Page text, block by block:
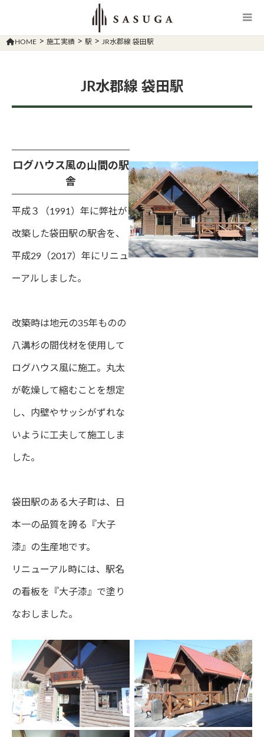
HOME > 施工実績 > 駅 > JR水郡線 袋田駅
JR水郡線 袋田駅
ログハウス風の山間の駅
舎
平成３（1991）年に弊社が
改築した袋田駅の駅舎を、
平成29（2017）年にリニュ
ーアルしました。
改築時は地元の35年ものの
八溝杉の間伐材を使用して
ログハウス風に施工。丸太
が乾燥して縮むことを想定
し、内壁やサッシがずれな
いように工夫して施工しま
した。
袋田駅のある大子町は、日
本一の品質を誇る『大子
漆』の生産地です。
リニューアル時には、駅名
の看板を『大子漆』で塗り
なおしました。